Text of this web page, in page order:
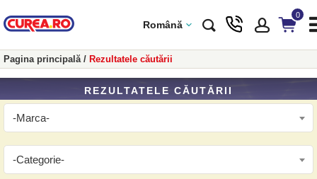
Română
0
Pagina principală/ Rezultatele căutării
REZULTATELE CĂUTĂRII
-Marca-
-Categorie-